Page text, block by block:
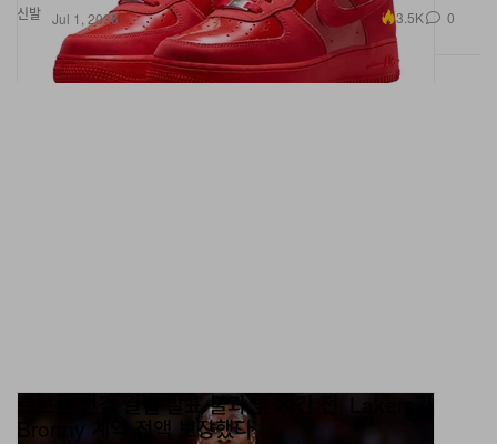
신발 Jul 1, 2026 3.5K 0
르브론 전격 결별 발표 불과 몇 시간 전, Lakers가
Bronny 계약 전액 보장했다